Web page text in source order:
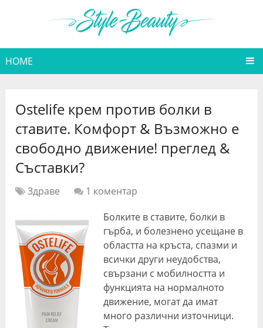
HOME
Ostelife крем против болки в
ставите. Комфорт & Възможно е
свободно движение! преглед &
Съставки?
Здраве
1 коментар
Болките в ставите, болки в
гърба, и болезнено усещане в
областта на кръста, спазми и
всички други неудобства,
свързани с мобилността и
функцията на нормалното
движение, могат да имат
много различни източници.